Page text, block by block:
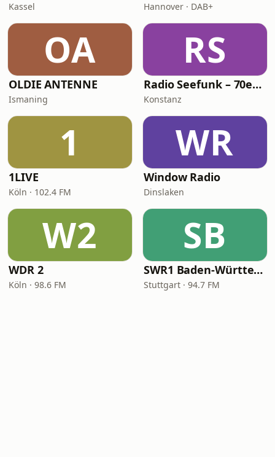
Kassel Hannover · DAB+
OA
OLDIE ANTENNE
Ismaning
RS
Radio Seefunk – 70er pur
Konstanz
1
1LIVE
Köln · 102.4 FM
WR
Window Radio
Dinslaken
W2
WDR 2
Köln · 98.6 FM
SB
SWR1 Baden-Württemberg
Stuttgart · 94.7 FM